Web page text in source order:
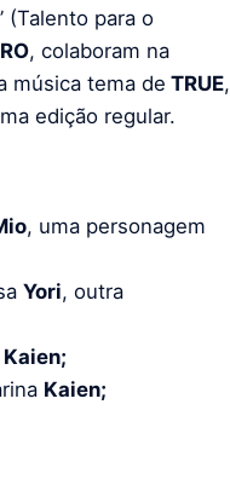
(Talento para o
, colaboram na
música tema de TRUE,
edição regular.
, uma personagem
Yori, outra
Kaien;
Kaien;